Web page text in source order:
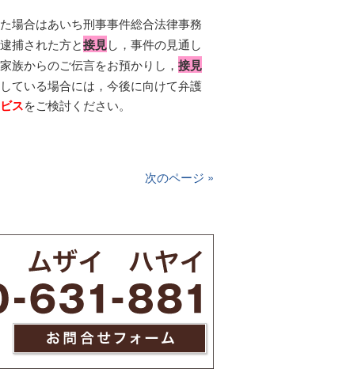
場合はあいち刑事事件総合法律事務
捕された方と接見し，事件の見通し
族からのご伝言をお預かりし， 接見
ている場合には，今後に向けて弁護
スをご検討ください。
次のページ »